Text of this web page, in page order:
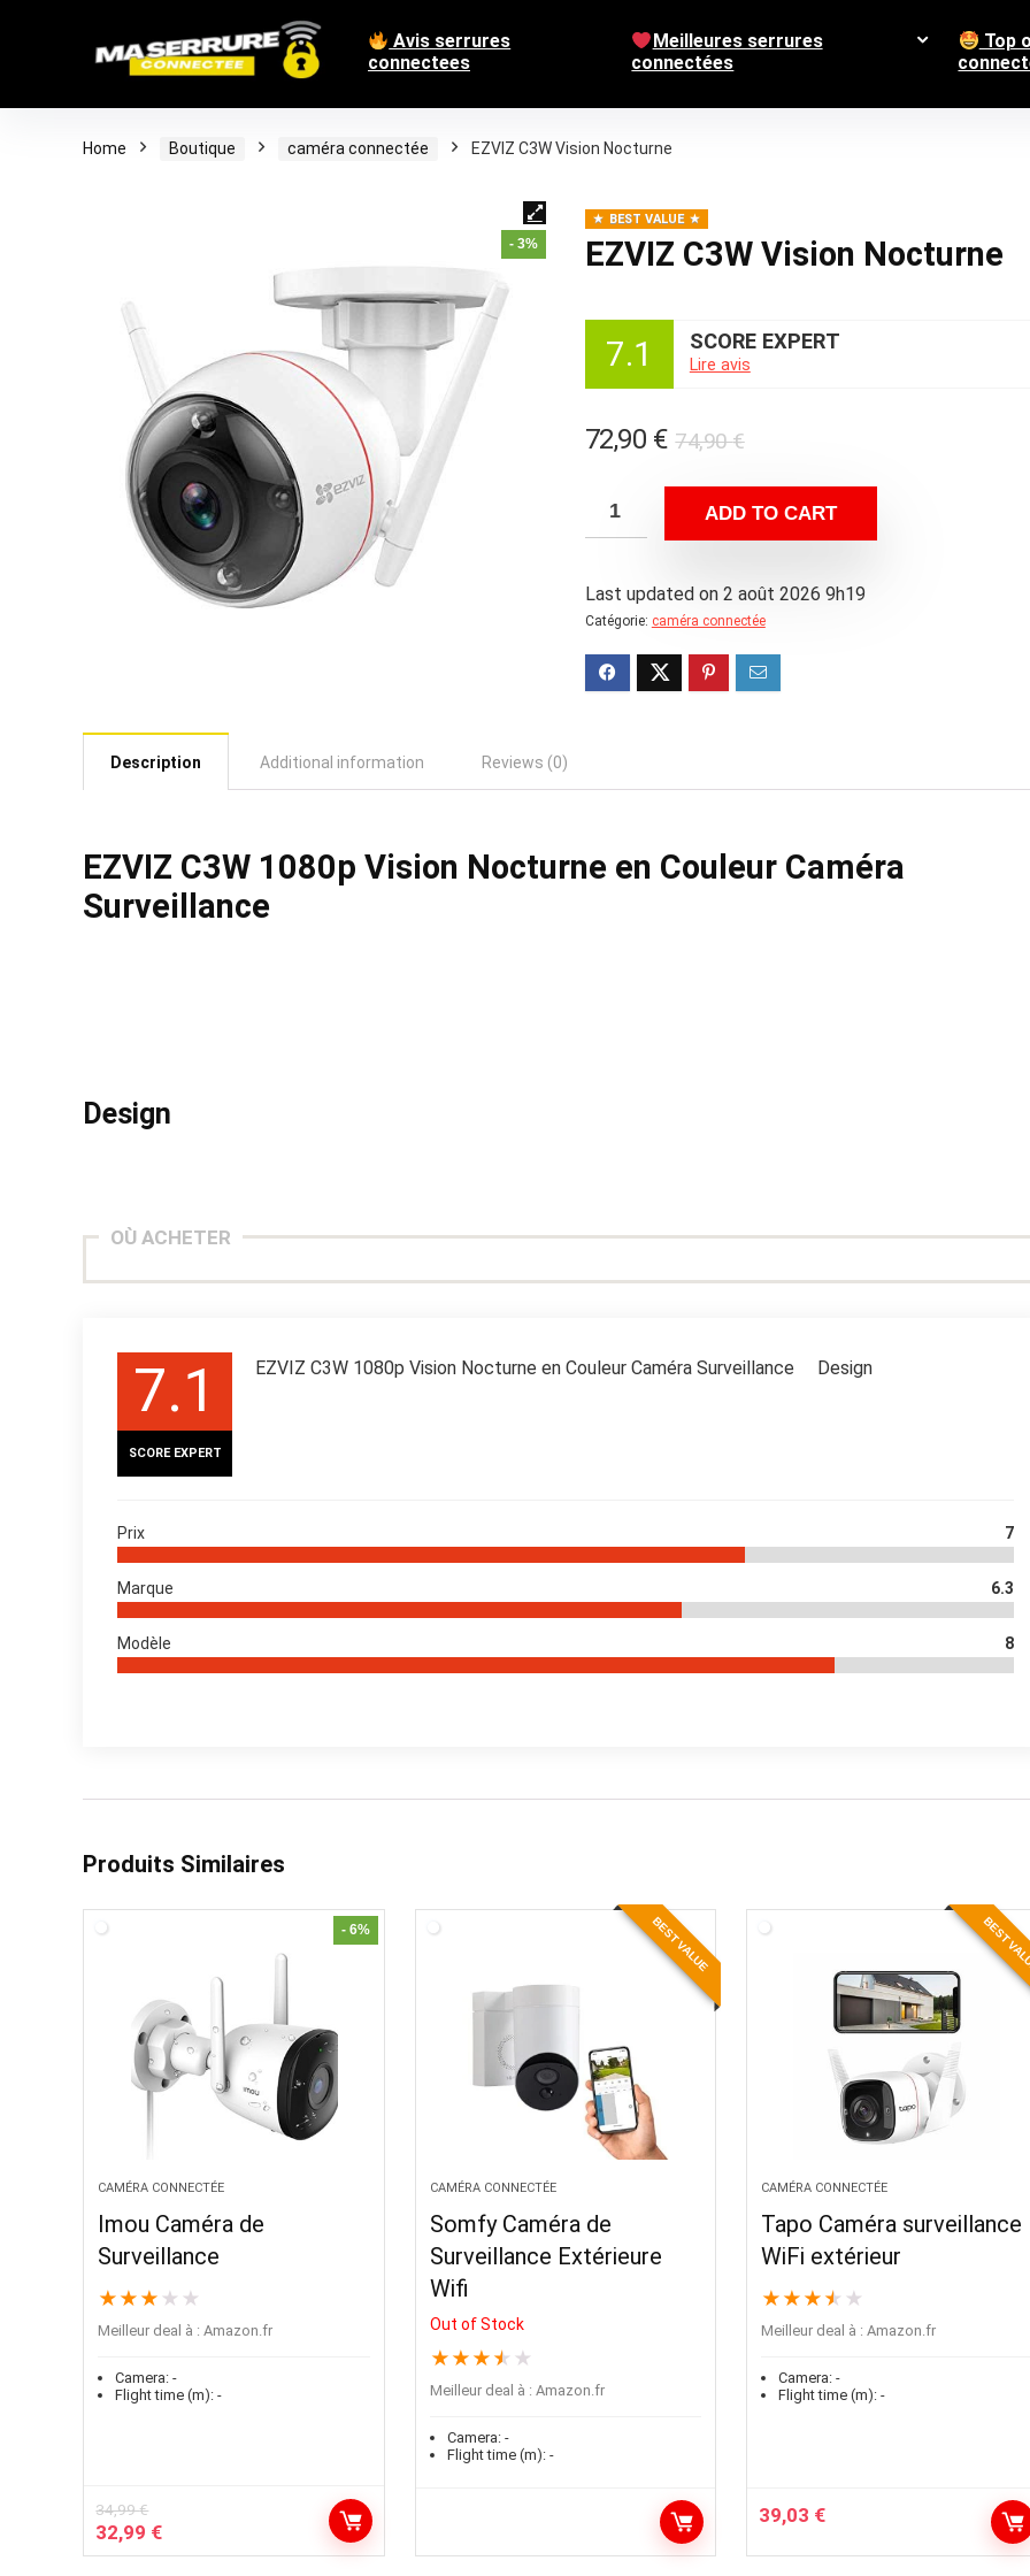
Avis serrures
connectees
Meilleures serrures
connectées
Top
Home Boutique caméra connectée EZVIZ C3W Vision Nocturne
- 3%
BEST VALUE
EZVIZ C3W Vision Nocturne
7.1 SCORE EXPERT
Lire avis
74,90€
72,90 €
ADD TO CART
Last updated on 2 août 2026 9h19
Catégorie: caméra connectée
Description Additional information Reviews (0)
EZVIZ C3W 1080p Vision Nocturne en Couleur Caméra
Surveillance
Design
OÙ ACHETER
7.1
SCORE EXPERT
EZVIZ C3W 1080p Vision Nocturne en Couleur Caméra Surveillance Design
Prix 7
Marque 6.3
Modèle 8
Produits Similaires
- 6%
CAMÉRA CONNECTÉE
Imou Caméra de
Surveillance
★ ★ ★ ★ ★
Meilleur deal à : Amazon.fr
Camera: -
Flight time (m): -
34,99€
32,99 €
BEST VALUE
CAMÉRA CONNECTÉE
Somfy Caméra de
Surveillance Extérieure
Wifi
Out of Stock
★ ★ ★ ★ ★
Meilleur deal à : Amazon.fr
Camera:-
Flight time (m):-
BEST
CAMÉRA CONNECTÉE
Tapo Caméra surveillance
WiFi extérieur
★ ★ ★ ★ ★
Meilleur deal à : Amazon.fr
Camera: -
Flight time (m): -
39,03 €